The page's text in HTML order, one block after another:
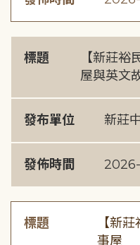
標題
【新莊裕
屋與英文
發布單位 新莊
發佈時間
標題
【新
事屋